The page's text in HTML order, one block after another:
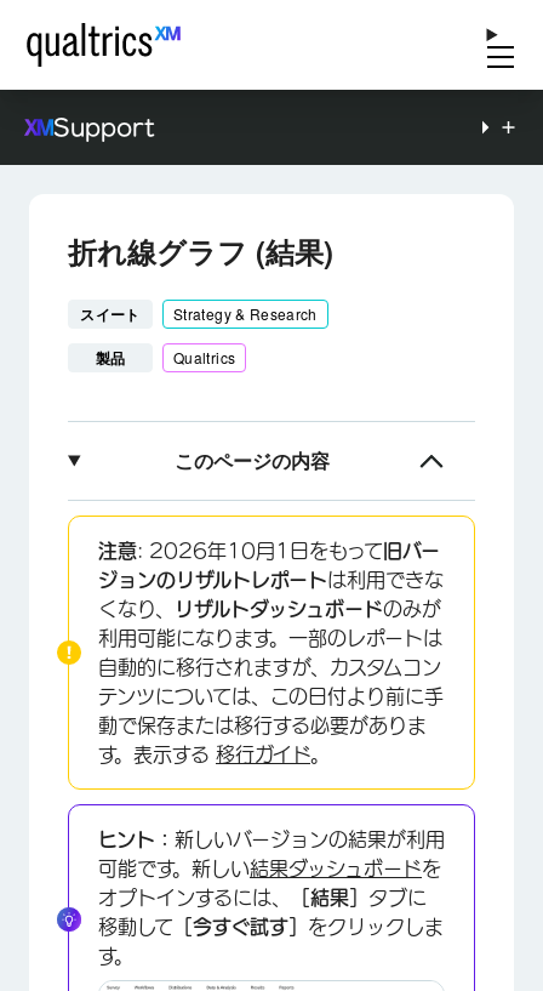
Support
折れ線グラフ (結果)
スイート Strategy & Research
製品 Qualtrics
このページの内容
折れ線グラフについて
カスタマイゼーションオプション
互換性のないフィールド
注意: 2026年10月1日をもって 旧バー
ジョンのリザルトレポートは利用できな
くなり、
リザルトダッシュボードのみが
利用可能になります。一部のレポートは
自動的に移行されますが、カスタムコン
テンツについては、この日付より前に手
動で保存または移行する必要がありま
す。表示する 移行ガイド。
ヒント： 新しいバージョンの結果が利用
可能です。新しい結果ダッシュボードを
オプトインするには、
［結果］ タブに
移動して ［今すぐ試す］ をクリックしま
す。